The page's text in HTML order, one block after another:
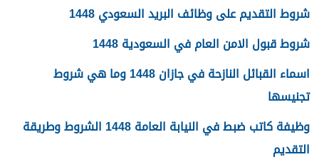
شروط التقديم على وظائف البريد السعودي 1448
شروط قبول الامن العام في السعودية 1448
اسماء القبائل النازحة في جازان 1448 وما هي شروط
تجنيسها
وظيفة كاتب ضبط في النيابة العامة 1448 الشروط وطريقة
التقديم